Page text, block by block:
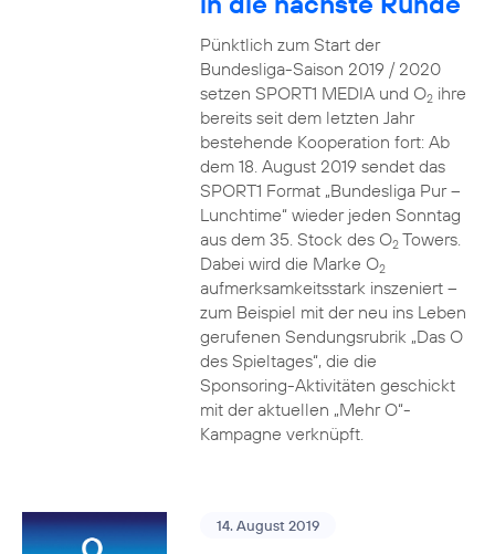
Pünktlich zum Start der
Bundesliga-Saison 2019 / 2020
setzen SPORT1 MEDIA und O2ihre
bereits seit dem letzten Jahr
bestehende Kooperation fort: Ab
dem 18. August 2019 sendet das
SPORT1 Format „Bundesliga Pur –
Lunchtime“ wieder jeden Sonntag
aus dem 35. Stock des O2Towers.
Dabei wird die Marke O2
aufmerksamkeitsstark inszeniert –
zum Beispiel mit der neu ins Leben
gerufenen Sendungsrubrik „Das O
des Spieltages“, die die
Sponsoring-Aktivitäten geschickt
mit der aktuellen „Mehr O“-
Kampagne verknüpft.
14. August 2019